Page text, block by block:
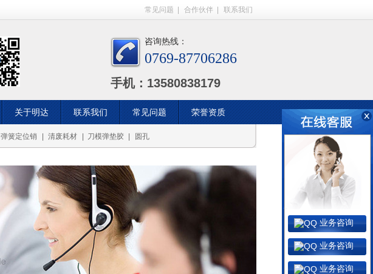
常见问题 合作伙伴 联系我们
咨询热线：
0769-87706286
手机：13580838179
关于明达 联系我们 常见问题 荣誉资质
弹簧定位销 清废耗材 刀模弹垫胶 圆孔
业务咨询
业务咨询
业务咨询